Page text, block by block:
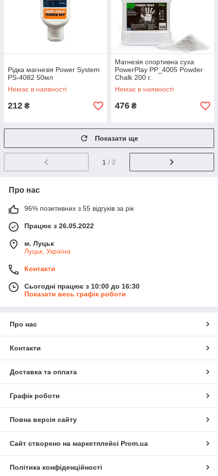
Рідка магнезія Power System
PS-4082 50мл
Немає в наявності
212 ₴
Магнезія спортивна суха
PowerPlay PP_4005 Powder
Chalk 200 г.
Немає в наявності
476 ₴
Показати ще
1 / 2
Про нас
96% позитивних з 55 відгуків за рік
Працює з 26.05.2022
м. Луцьк
Луцьк, Україна
Контакти
Сьогодні працює з 10:00 до 16:30
Показати весь графік роботи
Про нас
Контакти
Доставка та оплата
Графік роботи
Повна версія сайту
Сайт створено на маркетплейсі Prom.ua
Політика конфіденційності